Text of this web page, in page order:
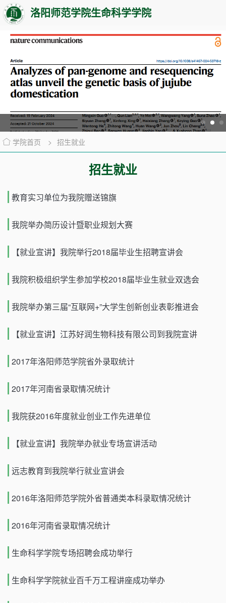
洛阳师范学院生命科学学院
学院首页 > 招生就业
招生就业
教育实习单位为我院赠送锦旗
我院举办简历设计暨职业规划大赛
【就业宣讲】我院举行2018届毕业生招聘宣讲会
我院积极组织学生参加学校2018届毕业生就业双选会
我院举办第三届“互联网+”大学生创新创业表彰推进会
【就业宣讲】江苏好润生物科技有限公司到我院宣讲
2017年洛阳师范学院省外录取统计
2017年河南省录取情况统计
我院获2016年度就业创业工作先进单位
【就业宣讲】我院举办就业专场宣讲活动
远志教育到我院举行就业宣讲会
2016年洛阳师范学院外省普通类本科录取情况统计
2016年河南省录取情况统计
生命科学学院专场招聘会成功举行
生命科学学院就业百千万工程讲座成功举办